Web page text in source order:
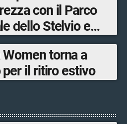
Milano e Como
con il Parco
dello Stelvio e
Women torna a
per il ritiro estivo